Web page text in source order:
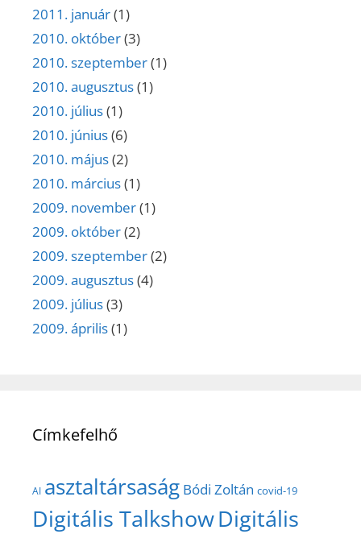
2011. január(1)
2010. október(3)
2010. szeptember(1)
2010. augusztus(1)
2010. július(1)
2010. június(6)
2010. május(2)
2010. március(1)
2009. november(1)
2009. október(2)
2009. szeptember(2)
2009. augusztus(4)
2009. július(3)
2009. április(1)
Címkefelhő
AI asztaltársaság Bódi Zoltán covid-19
Digitális TalkshowDigitális